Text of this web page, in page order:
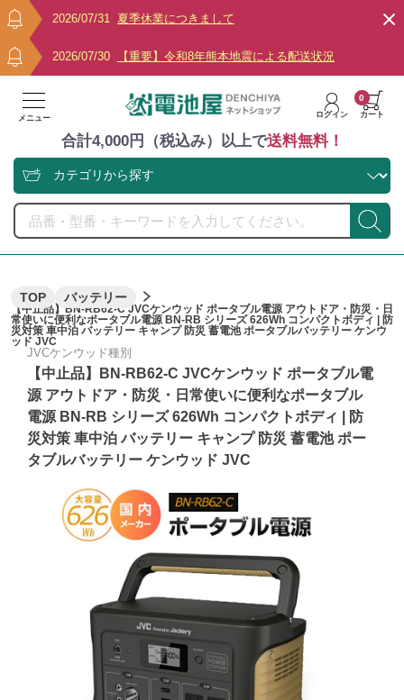
2026/07/31 夏季休業につきまして
2026/07/30 【重要】令和8年熊本地震による配送状況
メニュー ログイン カート
0
合計4,000円（税込み）以上で送料無料！
TOP バッテリー
【中止品】BN-RB62-C JVCケンウッド ポータブル電源 アウトドア・防災・日
常使いに便利なポータブル電源 BN-RB シリーズ 626Wh コンパクトボディ | 防
災対策 車中泊 バッテリー キャンプ 防災 蓄電池 ポータブルバッテリー ケンウ
ッド JVC
JVCケンウッド種別
【中止品】BN-RB62-C JVCケンウッド ポータブル電
源 アウトドア・防災・日常使いに便利なポータブル
電源 BN-RB シリーズ 626Wh コンパクトボディ | 防
災対策 車中泊 バッテリー キャンプ 防災 蓄電池 ポー
タブルバッテリー ケンウッド JVC